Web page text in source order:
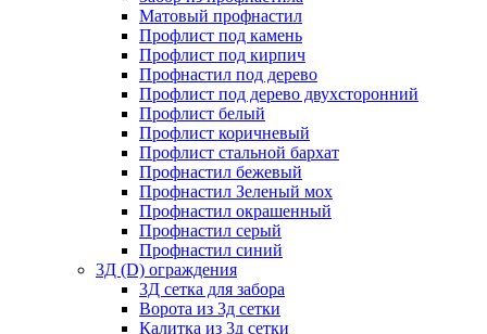
Матовый профнастил
Профлист под камень
Профлист под кирпич
Профнастил под дерево
Профлист под дерево двухсторонний
Профлист белый
Профлист коричневый
Профлист стальной бархат
Профнастил бежевый
Профнастил Зеленый мох
Профнастил окрашенный
Профнастил серый
Профнастил синий
3Д (D) ограждения
3Д сетка для забора
Ворота из 3д сетки
Калитка из 3д сетки